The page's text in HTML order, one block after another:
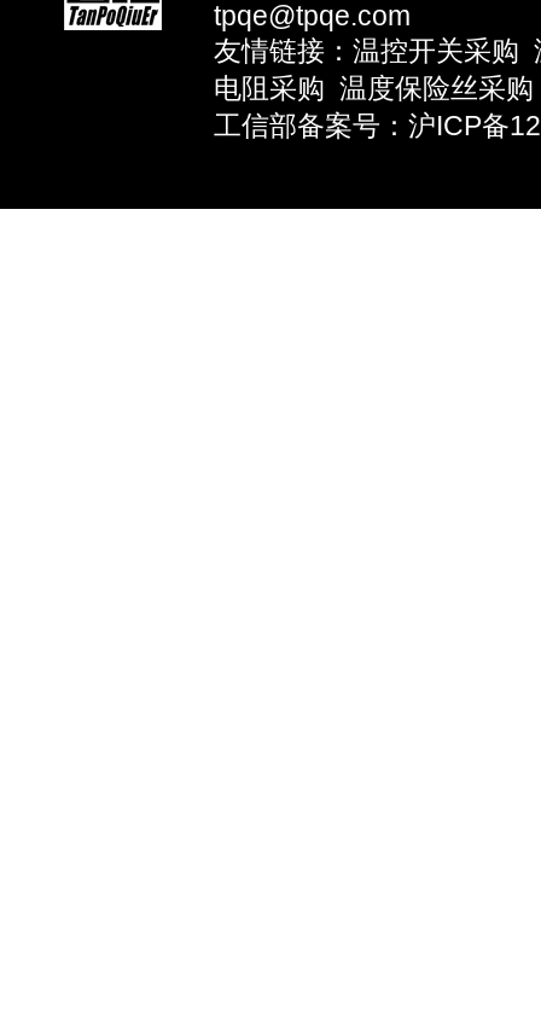
tpqe@tpqe.com
友情链接： 温控开关采购
电阻采购 温度保险丝采购
工信部备案号：沪ICP备